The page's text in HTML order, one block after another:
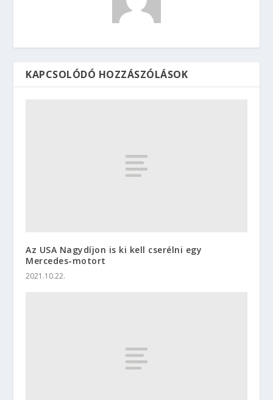
KAPCSOLÓDÓ HOZZÁSZÓLÁSOK
Az USA Nagydíjon is ki kell cserélni egy
Mercedes-motort
2021.10.22.